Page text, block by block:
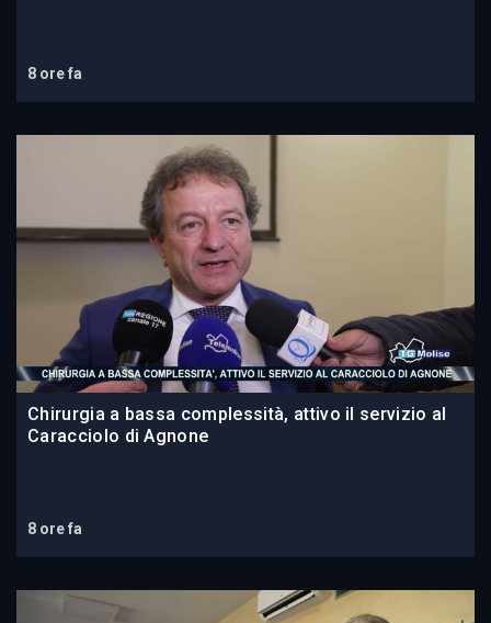
8 ore fa
Chirurgia a bassa complessità, attivo il servizio al
Caracciolo di Agnone
8 ore fa